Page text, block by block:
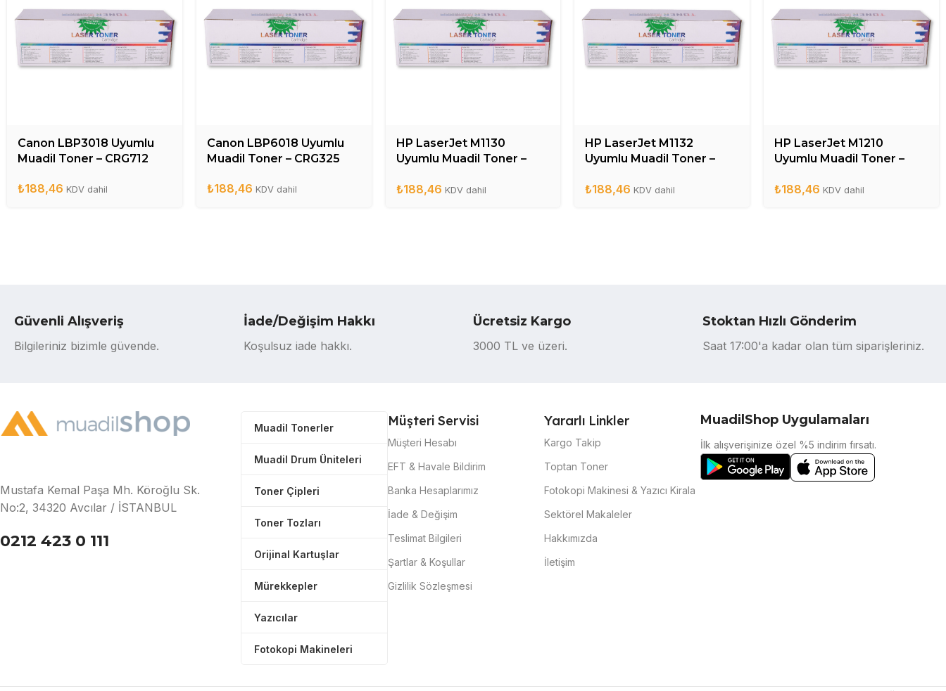
Canon LBP3018 Uyumlu
Muadil Toner – CRG712
₺188,46 KDV dahil
Canon LBP6018 Uyumlu
Muadil Toner – CRG325
₺188,46 KDV dahil
HP LaserJet M1130
Uyumlu Muadil Toner –
₺188,46 KDV dahil
HP LaserJet M1132
Uyumlu Muadil Toner –
₺188,46 KDV dahil
HP LaserJet M1210
Uyumlu Muadil Toner –
₺188,46 KDV dahil
Güvenli Alışveriş
Bilgileriniz bizimle güvende.
İade/Değişim Hakkı
Koşulsuz iade hakkı.
Ücretsiz Kargo
3000 TL ve üzeri.
Stoktan Hızlı Gönderim
Saat 17:00'a kadar olan tüm siparişleriniz.
Mustafa Kemal Paşa Mh. Köroğlu Sk.
No:2, 34320 Avcılar / İSTANBUL
0212 423 0 111
Muadil Tonerler
Muadil Drum Üniteleri
Toner Çipleri
Toner Tozları
Orijinal Kartuşlar
Mürekkepler
Yazıcılar
Fotokopi Makineleri
Müşteri Servisi
Müşteri Hesabı
EFT & Havale Bildirim
Banka Hesaplarımız
İade & Değişim
Teslimat Bilgileri
Şartlar & Koşullar
Gizlilik Sözleşmesi
Yararlı Linkler
Kargo Takip
Toptan Toner
Fotokopi Makinesi & Yazıcı Kirala
Sektörel Makaleler
Hakkımızda
İletişim
MuadilShop Uygulamaları
İlk alışverişinize özel %5 indirim fırsatı.